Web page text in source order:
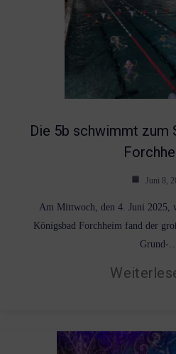
Die 5b schwimmt zum
Juni 8,
Am Mittwoch, den 4. Juni 2025,
Königsbad Forchheim fand der
Grund-